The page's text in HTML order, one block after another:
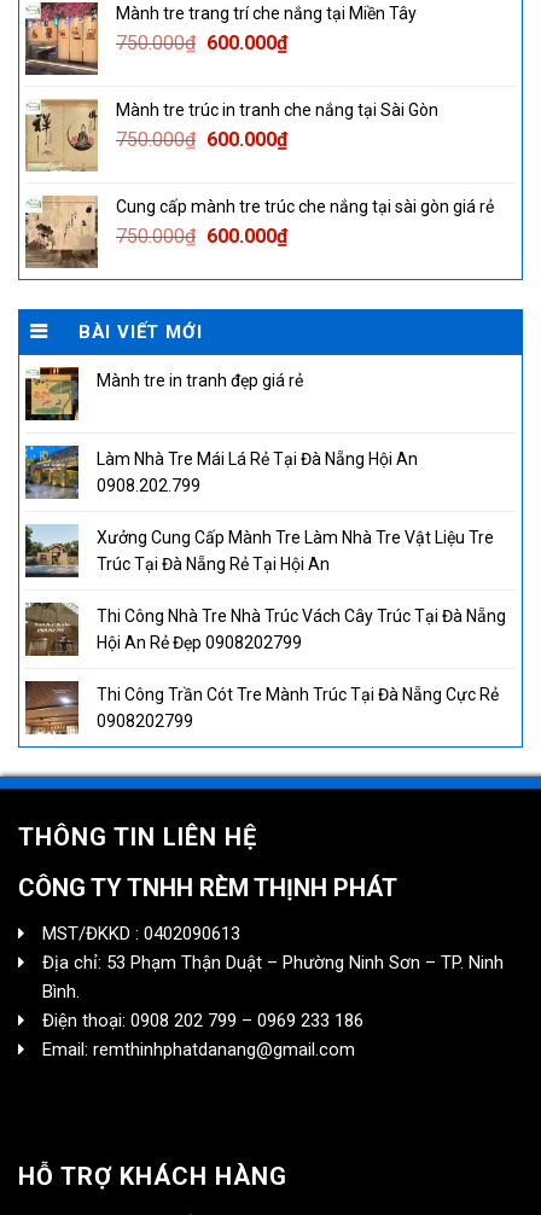
750.000₫.600.000₫.
Mành tre trang trí che nắng tại Miền Tây
750.000₫ Original
750.000₫.
600.000₫Current
600.000₫.
Mành tre trúc in tranh che nắng tại Sài Gòn
750.000₫ Original
750.000₫.
600.000₫Current
600.000₫.
Cung cấp mành tre trúc che nắng tại sài gòn giá rẻ
750.000₫ Original
was:
750.000₫.
600.000₫Current
is:
600.000₫.
BÀI VIẾT MỚI
Mành tre in tranh đẹp giá rẻ
Làm Nhà Tre Mái Lá Rẻ Tại Đà Nẵng Hội An
0908.202.799
Xưởng Cung Cấp Mành Tre Làm Nhà Tre Vật Liệu Tre
Trúc Tại Đà Nẵng Rẻ Tại Hội An
Thi Công Nhà Tre Nhà Trúc Vách Cây Trúc Tại Đà Nẵng
Hội An Rẻ Đẹp 0908202799
Thi Công Trần Cót Tre Mành Trúc Tại Đà Nẵng Cực Rẻ
0908202799
THÔNG TIN LIÊN HỆ
CÔNG TY TNHH RÈM THỊNH PHÁT
MST/ĐKKD : 0402090613
Địa chỉ: 53 Phạm Thận Duật – Phường Ninh Sơn – TP. Ninh
Bình.
Điện thoại: 0908 202 799 – 0969 233 186
Email: remthinhphatdanang@gmail.com
HỖ TRỢ KHÁCH HÀNG